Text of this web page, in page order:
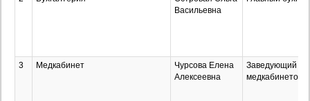
Васильевна
3 Медкабинет
Чурсова Елена
Алексеевна
Заведующий
медкабинетом